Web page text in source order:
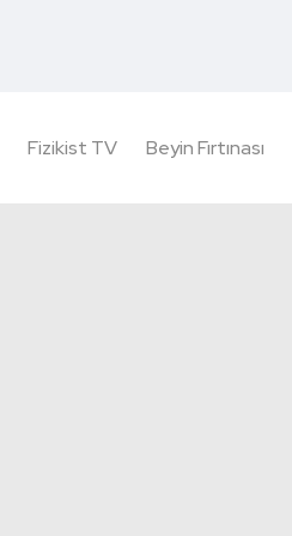
Fizikist TV Beyin Fırtınası